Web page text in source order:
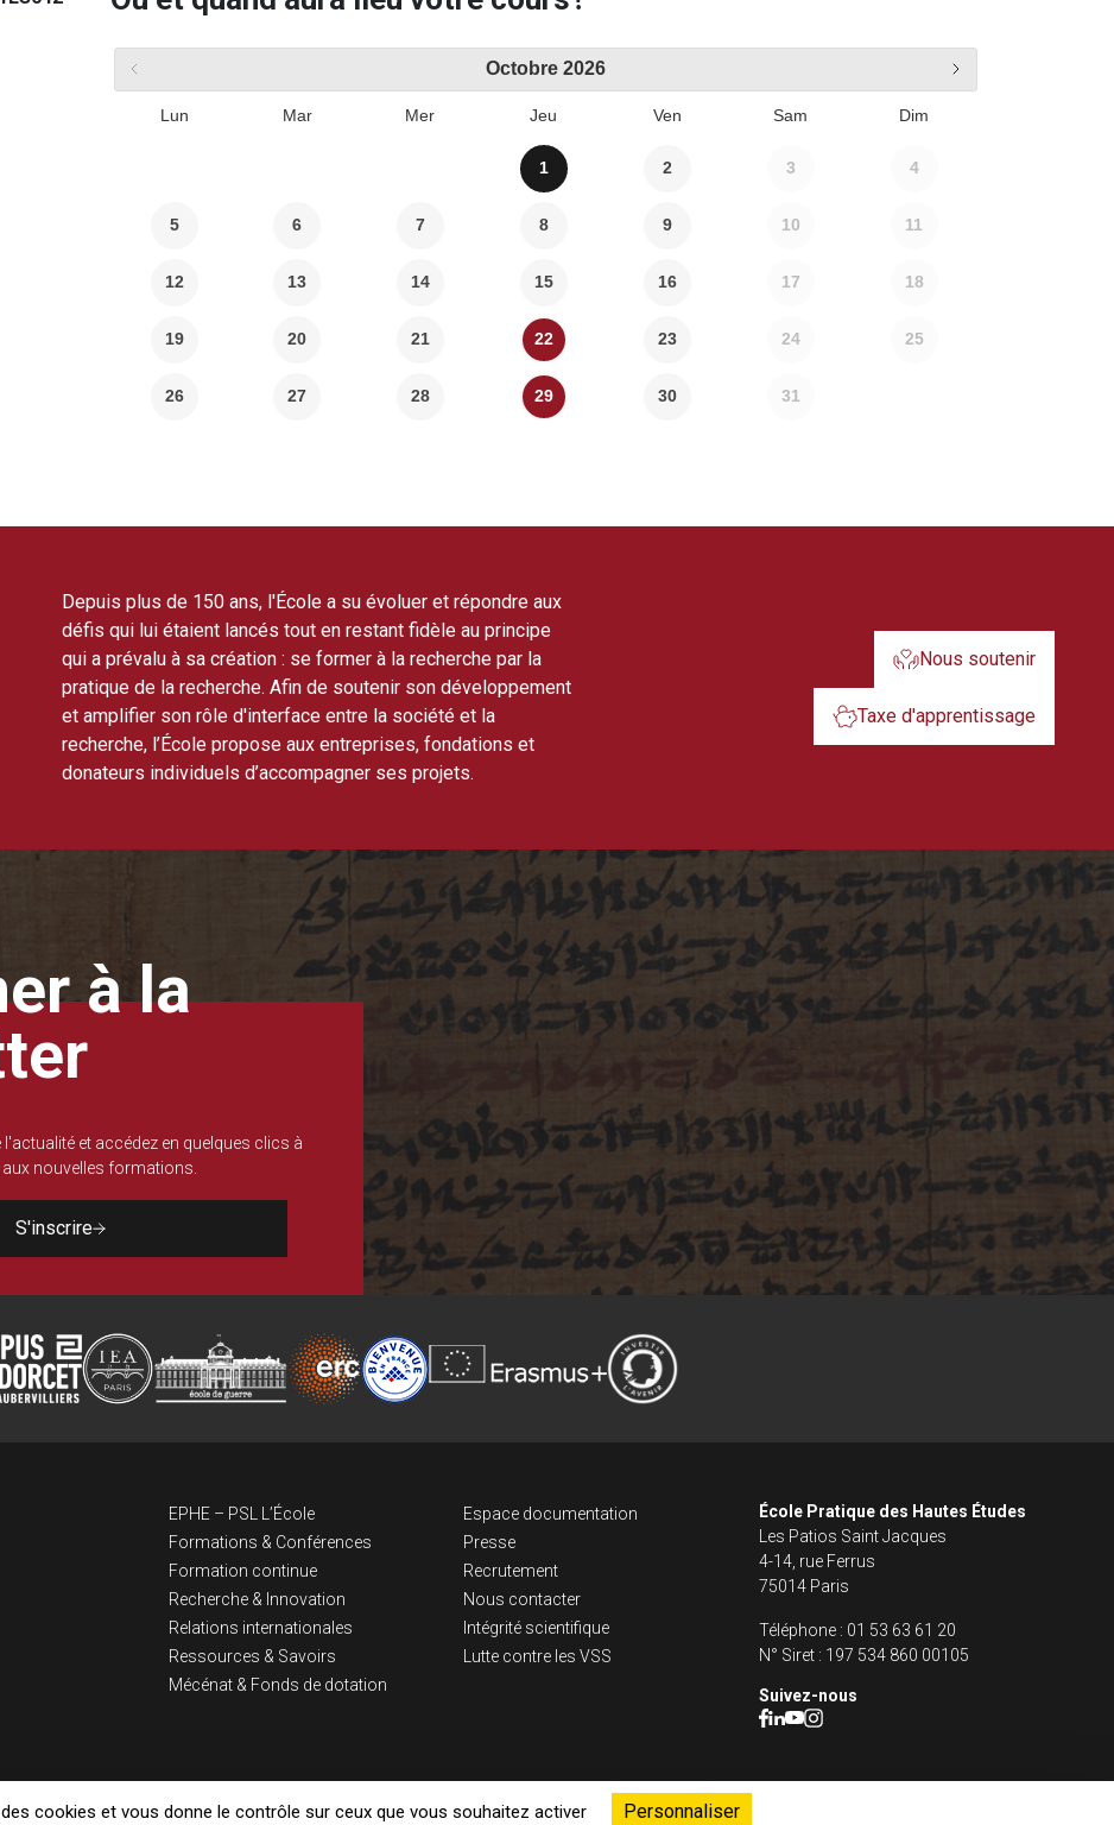
Octobre 2026
Lun Mar Mer Jeu Ven Sam Dim
1 2 3 4
5 6 7 8 9 10 11
12 13 14 15 16 17 18
19 20 21 22 23 24 25
26 27 28 29 30 31
Depuis plus de 150 ans, l'École a su évoluer et répondre aux
défis qui lui étaient lancés tout en restant fidèle au principe
qui a prévalu à sa création : se former à la recherche par la
pratique de la recherche. Afin de soutenir son développement
et amplifier son rôle d'interface entre la société et la
recherche, l’École propose aux entreprises, fondations et
donateurs individuels d’accompagner ses projets.
Nous soutenir
Taxe d'apprentissage
à la
et accédez en quelques clics à
aux nouvelles formations.
S'inscrire
Navigation principale dans le
EPHE – PSL L’École
Formations & Conférences
Formation continue
Recherche & Innovation
Relations internationales
Ressources & Savoirs
Mécénat & Fonds de dotation
Liens footer
Espace documentation
Presse
Recrutement
Nous contacter
Intégrité scientifique
Lutte contre les VSS
École Pratique des Hautes Études
Les Patios Saint Jacques
4-14, rue Ferrus
75014 Paris
Téléphone : 01 53 63 61 20
N° Siret : 197 534 860 00105
Suivez-nous
Mentions légalesPolitique de confidentialité
cookies et vous donne le contrôle sur ceux que vous souhaitez activer Personnaliser